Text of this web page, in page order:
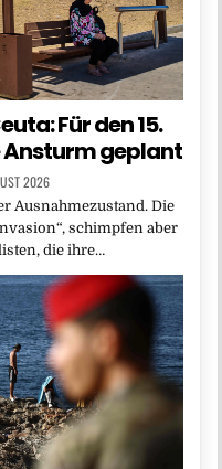
Für den 15.
geplant
2026
Ausnahmezustand. Die
schimpfen aber
die ihre…